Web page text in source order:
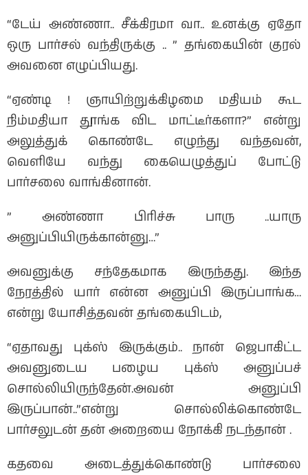
“டேய் அண்ணா.. சீக்கிரமா வா.. உனக்கு ஏதோ
ஒரு பார்சல் வந்திருக்கு .. ” தங்கையின் குரல்
அவனை எழுப்பியது.
“ஏண்டி ! ஞாயிற்றுக்கிழமை மதியம் கூட
நிம்மதியா தூங்க விட மாட்டீர்களா?” என்று
அலுத்துக் கொண்டே எழுந்து வந்தவன்,
வெளியே வந்து கையெழுத்துப் போட்டு
பார்சலை வாங்கினான்.
” அண்ணா பிரிச்சு பாரு ..யாரு
அனுப்பியிருக்கான்னு…”
அவனுக்கு சந்தேகமாக இருந்தது. இந்த
நேரத்தில் யார் என்ன அனுப்பி இருப்பாங்க…
என்று யோசித்தவன் தங்கையிடம்,
“ஏதாவது புக்ஸ் இருக்கும்.. நான் ஜெபாகிட்ட
அவனுடைய பழைய புக்ஸ் அனுப்பச்
சொல்லியிருந்தேன்.அவன் அனுப்பி
இருப்பான்..”என்று சொல்லிக்கொண்டே
பார்சலுடன் தன் அறையை நோக்கி நடந்தான் .
கதவை அடைத்துக்கொண்டு பார்சலை